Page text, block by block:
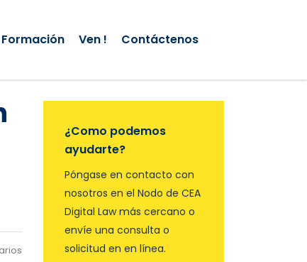
Formación Ven ! Contáctenos
¿Como podemos
ayudarte?
Póngase en contacto con
nosotros en el Nodo de CEA
Digital Law más cercano o
envíe una consulta o
solicitud en en línea.